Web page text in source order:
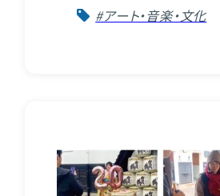
#アート・音楽・文化